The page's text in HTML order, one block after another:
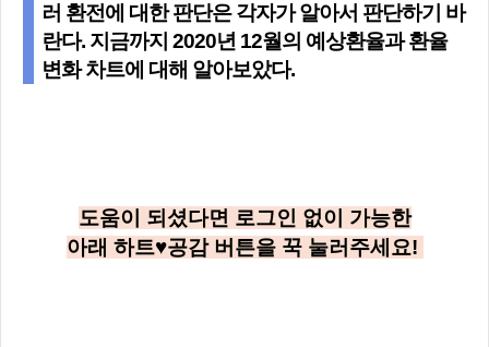
러 환전에 대한 판단은 각자가 알아서 판단하기 바
란다. 지금까지 2020년 12월의 예상환율과 환율
변화 차트에 대해 알아보았다.
도움이 되셨다면 로그인 없이 가능한
아래 하트♥공감 버튼을 꾹 눌러주세요!